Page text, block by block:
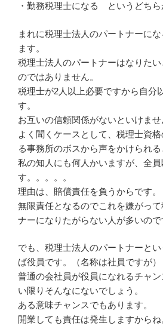
・勤務税理士になる というどちら
まれに税理士法人のパートナーに
ます。
税理士法人のパートナーはなりた
のではありません。
税理士が2人以上必要ですから自分
す。
お互いの信頼関係がないといけませ
よく聞くケースとして、税理士資
る事務所のボスから声をかけられる
私の知人にも何人かいますが、全員
す。。。。。
理由は、賠償責任を負うからです。
無限責任となるのでこれを嫌がっ
ナーになりたがらない人が多いので
でも、税理士法人のパートナーと
ば役員です。（名称は社員ですが）
普通の会社員が役員になれるチャ
い限りそんなにないでしょう。
ある意味チャンスでもあります。
開業しても責任は発生しますからね